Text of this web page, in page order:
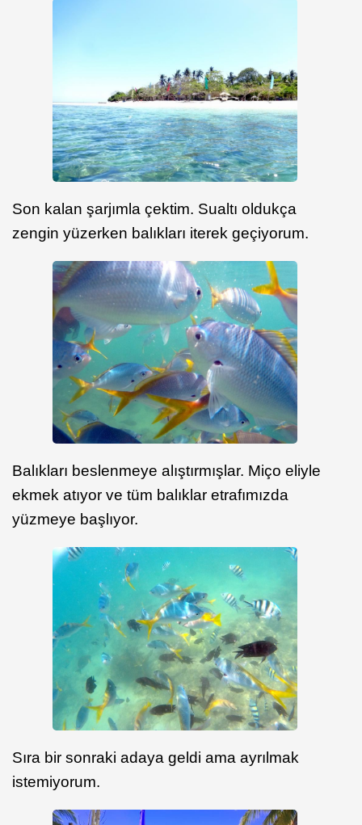
Son kalan şarjımla çektim. Sualtı oldukça
zengin yüzerken balıkları iterek geçiyorum.
Balıkları beslenmeye alıştırmışlar. Miço eliyle
ekmek atıyor ve tüm balıklar etrafımızda
yüzmeye başlıyor.
Sıra bir sonraki adaya geldi ama ayrılmak
istemiyorum.